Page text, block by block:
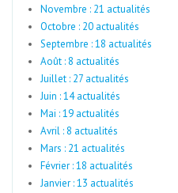
Novembre : 21 actualités
Octobre : 20 actualités
Septembre : 18 actualités
Août : 8 actualités
Juillet : 27 actualités
Juin : 14 actualités
Mai : 19 actualités
Avril : 8 actualités
Mars : 21 actualités
Février : 18 actualités
Janvier : 13 actualités